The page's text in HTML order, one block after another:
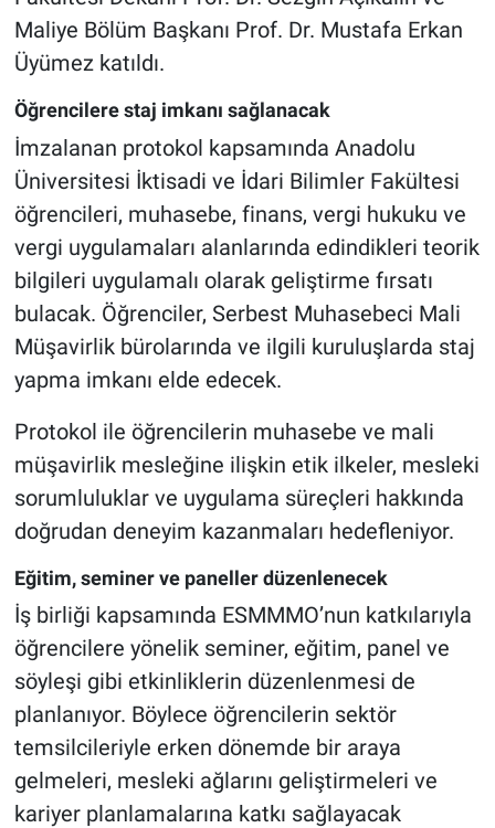
Maliye Bölüm Başkanı Prof. Dr. Mustafa Erkan
Üyümez katıldı.
Öğrencilere staj imkanı sağlanacak
İmzalanan protokol kapsamında Anadolu
Üniversitesi İktisadi ve İdari Bilimler Fakültesi
öğrencileri, muhasebe, finans, vergi hukuku ve
vergi uygulamaları alanlarında edindikleri teorik
bilgileri uygulamalı olarak geliştirme fırsatı
bulacak. Öğrenciler, Serbest Muhasebeci Mali
Müşavirlik bürolarında ve ilgili kuruluşlarda staj
yapma imkanı elde edecek.
Protokol ile öğrencilerin muhasebe ve mali
müşavirlik mesleğine ilişkin etik ilkeler, mesleki
sorumluluklar ve uygulama süreçleri hakkında
doğrudan deneyim kazanmaları hedefleniyor.
Eğitim, seminer ve paneller düzenlenecek
İş birliği kapsamında ESMMMO’nun katkılarıyla
öğrencilere yönelik seminer, eğitim, panel ve
söyleşi gibi etkinliklerin düzenlenmesi de
planlanıyor. Böylece öğrencilerin sektör
temsilcileriyle erken dönemde bir araya
gelmeleri, mesleki ağlarını geliştirmeleri ve
kariyer planlamalarına katkı sağlayacak